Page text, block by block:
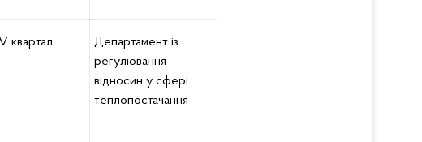
ІV квартал
Департамент із
регулювання
відносин у сфері
теплопостачання